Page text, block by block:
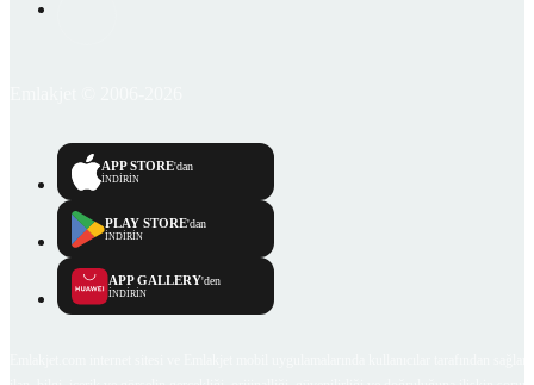
APP STORE'dan
İNDİRİN
PLAY STORE'dan
İNDİRİN
APP GALLERY'den
İNDİRİN